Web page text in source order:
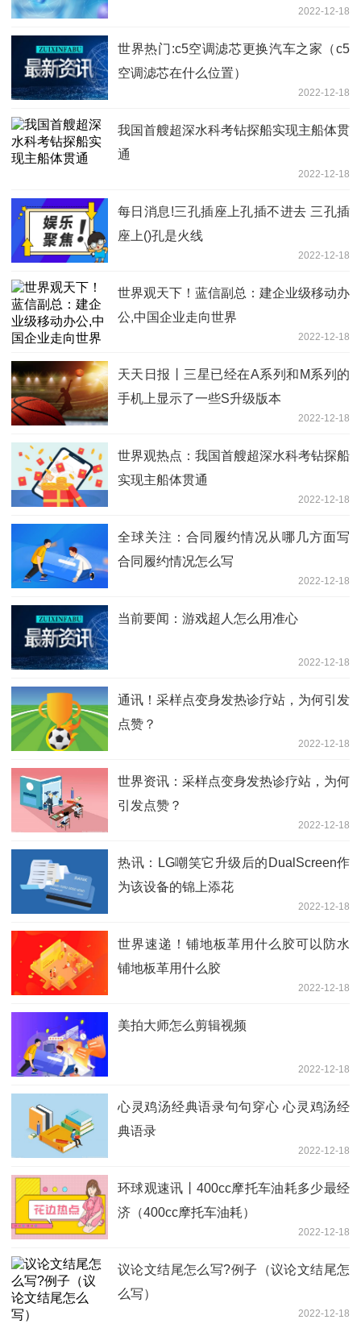
2022-12-18
世界热门:c5空调滤芯更换汽车之家（c5
空调滤芯在什么位置）
2022-12-18
我国首艘超深水科考钻探船实现主船体贯
通
2022-12-18
每日消息!三孔插座上孔插不进去 三孔插
座上()孔是火线
2022-12-18
世界观天下！蓝信副总：建企业级移动办
公,中国企业走向世界
2022-12-18
天天日报丨三星已经在A系列和M系列的
手机上显示了一些S升级版本
2022-12-18
世界观热点：我国首艘超深水科考钻探船
实现主船体贯通
2022-12-18
全球关注：合同履约情况从哪几方面写
合同履约情况怎么写
2022-12-18
当前要闻：游戏超人怎么用准心
2022-12-18
通讯！采样点变身发热诊疗站，为何引发
点赞？
2022-12-18
世界资讯：采样点变身发热诊疗站，为何
引发点赞？
2022-12-18
热讯：LG嘲笑它升级后的DualScreen作
为该设备的锦上添花
2022-12-18
世界速递！铺地板革用什么胶可以防水
铺地板革用什么胶
2022-12-18
美拍大师怎么剪辑视频
2022-12-18
心灵鸡汤经典语录句句穿心 心灵鸡汤经
典语录
2022-12-18
环球观速讯丨400cc摩托车油耗多少最经
济（400cc摩托车油耗）
2022-12-18
议论文结尾怎么写?例子（议论文结尾怎
么写）
2022-12-18